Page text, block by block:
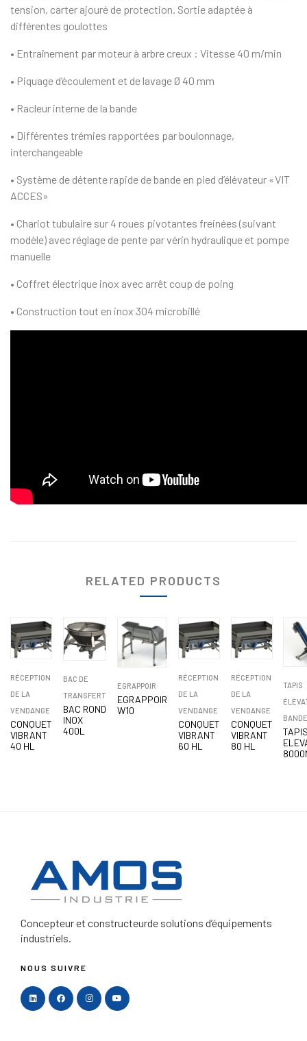
tension, carter ajouré de protection. Sortie adaptée à
différentes goulottes
• Entraînement par moteur à arbre creux : Vitesse 40 m/min
• Piquage d’écoulement et de lavage Ø 40 mm
• Racleur interne de la bande
• Différentes trémies rapportées par boulonnage,
interchangeable
• Système de détente rapide de bande en pied d’éléva­teur «VIT
ACCES»
• Chariot tubulaire sur 4 roues pivotantes freinées (suivant
modèle) avec réglage de pente par vérin hydraulique et pompe
manuelle
• Coffret électrique inox avec arrêt coup de poing
• Construction tout en inox 304 microbillé
RELATED PRODUCTS
RÉCEPTION
DE LA
VENDANGE
CONQUET
VIBRANT
40 HL
BAC DE
TRANSFERT
BAC ROND
INOX
400L
EGRAPPOIR
EGRAPPOIR
W10
RÉCEPTION
DE LA
VENDANGE
CONQUET
VIBRANT
60 HL
RÉCEPTION
DE LA
VENDANGE
CONQUET
VIBRANT
80 HL
TAPIS
Concepteur et constructeurde solutions d’équipements
industriels.
NOUS SUIVRE